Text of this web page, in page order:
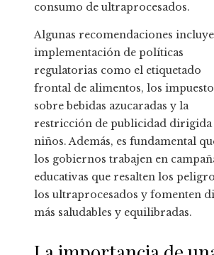
consumo de ultraprocesados.
Algunas recomendaciones
implementación de políticas
regulatorias como el etiquetado
frontal de alimentos, los
sobre bebidas azucaradas y la
restricción de publicidad dirigida
niños. Además, es fundamental
los gobiernos trabajen en
educativas que resalten los
los ultraprocesados y fomenten
más saludables y equilibradas.